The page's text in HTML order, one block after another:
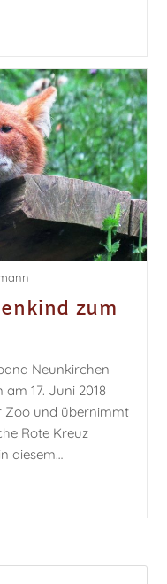
zum
Neunkirchen
17. Juni 2018
Zoo und übernimmt
Rote Kreuz
diesem…